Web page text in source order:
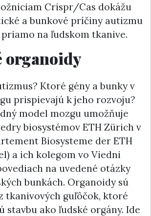
Crispr/Cas dokážu
a bunkové príčiny autizmu
na ľudskom tkanive.
organoidy
Ktoré gény a bunky v
prispievajú k jeho rozvoju?
model mozgu umožňuje
biosystémov ETH Zürich v
Biosysteme der ETH
a ich kolegom vo Viedni
na uvedené otázky
bunkách. Organoidy sú
tkanivových guľôčok, ktoré
stavbu ako ľudské orgány. Ide